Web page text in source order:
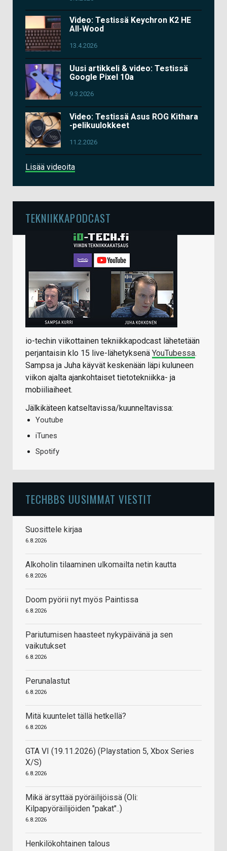
Video: Testissä Keychron K2 HE
All-Wood
13.4.2026
Uusi artikkeli & video: Testissä
Google Pixel 10a
9.3.2026
Video: Testissä Asus ROG Kithara
-pelikuulokkeet
11.2.2026
Lisää videoita
TEKNIIKKAPODCAST
io-techin viikottainen tekniikkapodcast lähetetään
perjantaisin klo 15 live-lähetyksenä YouTubessa.
Sampsa ja Juha käyvät keskenään läpi kuluneen
viikon ajalta ajankohtaiset tietotekniikka- ja
mobiiliaiheet.
Jälkikäteen katseltavissa/kuunneltavissa:
Youtube
iTunes
Spotify
TECHBBS UUSIMMAT VIESTIT
Suosittele kirjaa
6.8.2026
Alkoholin tilaaminen ulkomailta netin kautta
6.8.2026
Doom pyörii nyt myös Paintissa
6.8.2026
Pariutumisen haasteet nykypäivänä ja sen
vaikutukset
6.8.2026
Perunalastut
6.8.2026
Mitä kuuntelet tällä hetkellä?
6.8.2026
GTA VI (19.11.2026) (Playstation 5, Xbox Series
X/S)
6.8.2026
Mikä ärsyttää pyöräilijöissä (Oli:
Kilpapyöräilijöiden "pakat"..)
6.8.2026
Henkilökohtainen talous